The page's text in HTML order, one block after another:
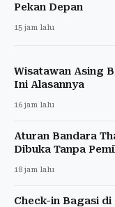
Pekan Depan
15 jam lalu
Wisatawan Asing
Ini Alasannya
16 jam lalu
Aturan Bandara
Dibuka Tanpa
18 jam lalu
Check-in Bagasi di